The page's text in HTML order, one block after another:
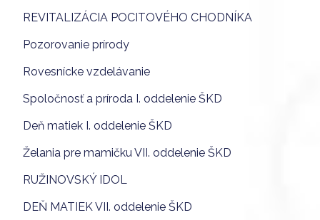
REVITALIZÁCIA POCITOVÉHO CHODNÍKA
Pozorovanie prírody
Rovesnícke vzdelávanie
Spoločnosť a príroda I. oddelenie ŠKD
Deň matiek I. oddelenie ŠKD
Želania pre mamičku VII. oddelenie ŠKD
RUŽINOVSKÝ IDOL
DEŇ MATIEK VII. oddelenie ŠKD